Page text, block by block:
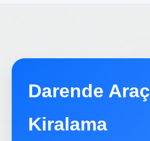
Darende Araç
Kiralama